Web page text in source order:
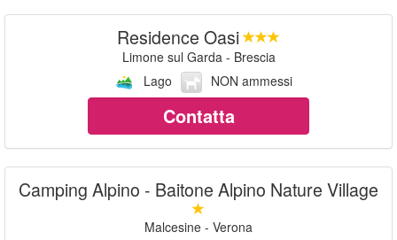
Residence Oasi
Limone sul Garda - Brescia
Lago
NON ammessi
Contatta
Camping Alpino - Baitone Alpino Nature Village
Malcesine - Verona